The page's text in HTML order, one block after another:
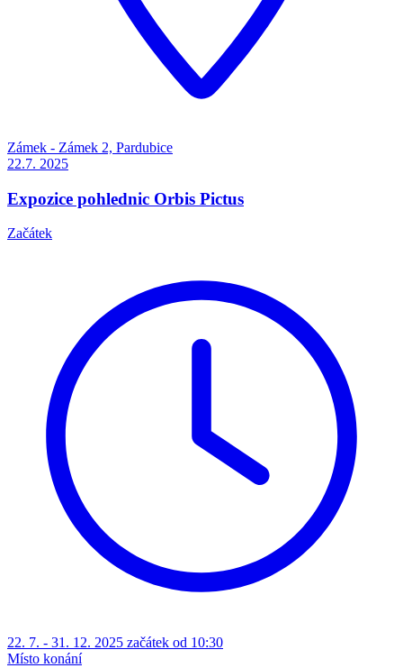
Zámek - Zámek 2, Pardubice
22.7. 2025
Expozice pohlednic Orbis Pictus
Začátek
22. 7. - 31. 12. 2025 začátek od 10:30
Místo konání